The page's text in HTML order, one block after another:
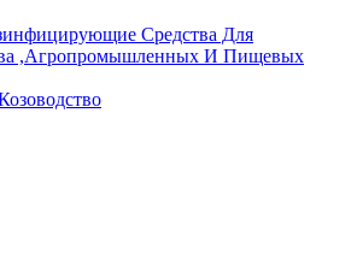
Средства Для
,агропромышленных И Пищевых